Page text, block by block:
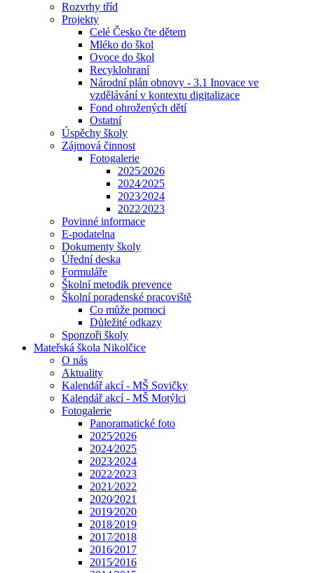
Rozvrhy tříd
Projekty
Celé Česko čte dětem
Mléko do škol
Ovoce do škol
Recyklohraní
Národní plán obnovy - 3.1 Inovace ve
vzdělávání v kontextu digitalizace
Fond ohrožených dětí
Ostatní
Úspěchy školy
Zájmová činnost
Fotogalerie
2025⁄2026
2024⁄2025
2023⁄2024
2022⁄2023
Povinné informace
E-podatelna
Dokumenty školy
Úřední deska
Formuláře
Školní metodik prevence
Školní poradenské pracoviště
Co může pomoci
Důležité odkazy
Sponzoři školy
Mateřská škola Nikolčice
O nás
Aktuality
Kalendář akcí - MŠ Sovičky
Kalendář akcí - MŠ Motýlci
Fotogalerie
Panoramatické foto
2025⁄2026
2024⁄2025
2023⁄2024
2022⁄2023
2021⁄2022
2020⁄2021
2019⁄2020
2018⁄2019
2017⁄2018
2016⁄2017
2015⁄2016